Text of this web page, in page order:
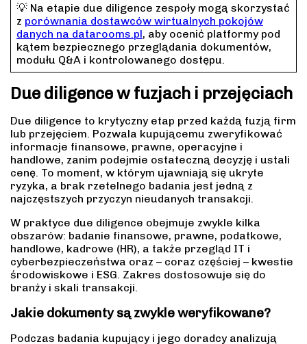
💡 Na etapie due diligence zespoły mogą skorzystać
z porównania dostawców wirtualnych pokojów
danych na datarooms.pl, aby ocenić platformy pod
kątem bezpiecznego przeglądania dokumentów,
modułu Q&A i kontrolowanego dostępu.
Due diligence w fuzjach i przejęciach
Due diligence to krytyczny etap przed każdą fuzją firm
lub przejęciem. Pozwala kupującemu zweryfikować
informacje finansowe, prawne, operacyjne i
handlowe, zanim podejmie ostateczną decyzję i ustali
cenę. To moment, w którym ujawniają się ukryte
ryzyka, a brak rzetelnego badania jest jedną z
najczęstszych przyczyn nieudanych transakcji.
W praktyce due diligence obejmuje zwykle kilka
obszarów: badanie finansowe, prawne, podatkowe,
handlowe, kadrowe (HR), a także przegląd IT i
cyberbezpieczeństwa oraz – coraz częściej – kwestie
środowiskowe i ESG. Zakres dostosowuje się do
branży i skali transakcji.
Jakie dokumenty są zwykle weryfikowane?
Podczas badania kupujący i jego doradcy analizują